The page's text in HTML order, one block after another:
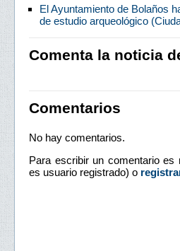
El Ayuntamiento de Bolaños
de estudio arqueológico
Comenta la noticia
Comentarios
No hay comentarios.
Para escribir un comentario es
es usuario registrado) o